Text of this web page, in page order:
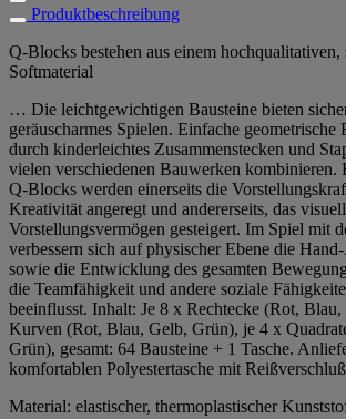
Produktbeschreibung
Q-Blocks bestehen aus einem hochqualitativen,
Softmaterial
… Die leichtgewichtigen Bausteine bieten
geräuscharmes Spielen. Einfache geometrische
durch kinderleichtes Zusammenstecken und
vielen verschiedenen Bauwerken kombinieren.
Q-Blocks werden einerseits die
Kreativität angeregt und andererseits, das
Vorstellungsvermögen gesteigert. Im Spiel mit
verbessern sich auf physischer Ebene die
sowie die Entwicklung des gesamten
die Teamfähigkeit und andere soziale
beeinflusst. Inhalt: Je 8 x Rechtecke (Rot,
Kurven (Rot, Blau, Gelb, Grün), je 4 x
Grün), gesamt: 64 Bausteine + 1 Tasche.
komfortablen Polyestertasche mit
Material: elastischer, thermoplastischer